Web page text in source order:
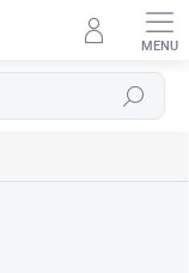
Hľadať